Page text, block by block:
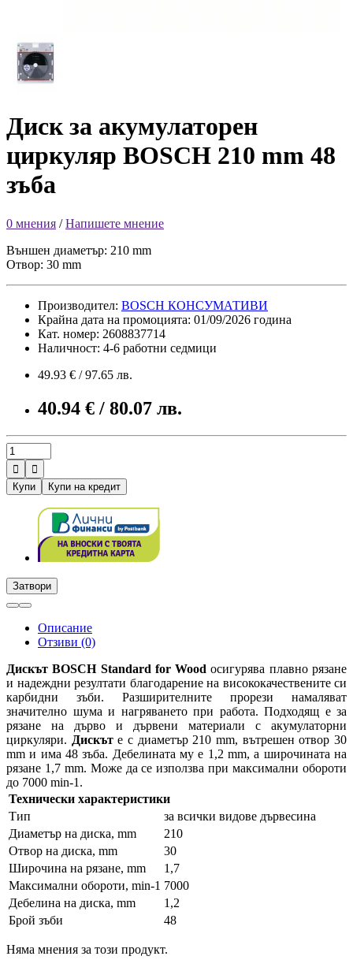
Диск за акумулаторен
циркуляр BOSCH 210 mm 48
зъба
0 мнения /Напишете мнение
Външен диаметър: 210 mm
Отвор: 30 mm
Производител: BOSCH КОНСУМАТИВИ
Крайна дата на промоцията: 01/09/2026 година
Кат. номер: 2608837714
Наличност: 4-6 работни седмици
49.93 € / 97.65 лв.
40.94 € / 80.07 лв.


Купи
Купи на кредит
Затвори
Описание
Отзиви (0)
ДискътBOSCH Standard for Wood осигурява плавно рязане
и надеждни резултати благодарение на висококачествените си
карбидни зъби. Разширителните прорези намаляват
значително шума и нагряването при работа. Подходящ е за
рязане на дърво и дървени материали с акумулаторни
циркуляри. Дискъте с диаметър 210 mm, вътрешен отвор 30
mm и има 48 зъба. Дебелината му е 1,2 mm, а широчината на
рязане 1,7 mm. Може да се използва при максимални обороти
до 7000 min-1.
Технически характеристики
Тип
за всички видове дървесина
Диаметър на диска, mm
210
Отвор на диска, mm
30
Широчина на рязане, mm
1,7
Максимални обороти, min-1 7000
Дебелина на диска, mm
1,2
Брой зъби
48
Няма мнения за този продукт.